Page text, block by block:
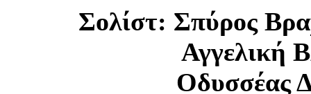
Σολίστ: Σπύρος
Αγγελική
Οδυσσέας